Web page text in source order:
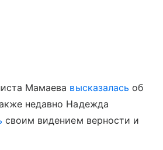
Мамаева высказалась об
недавно Надежда
своим видением верности и